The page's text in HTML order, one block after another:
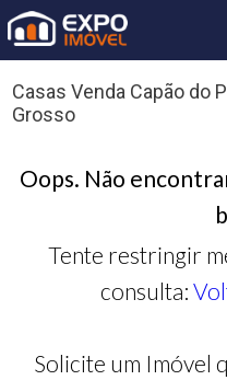
Casas Venda Capão do
Grosso
Oops. Não
Tente restringir
consulta:
Solicite um Imóvel